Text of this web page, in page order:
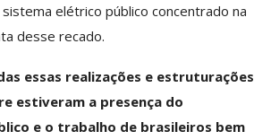
elétrico público concentrado na
desse recado.
essas realizações e estruturações
estiveram a presença do
e o trabalho de brasileiros bem